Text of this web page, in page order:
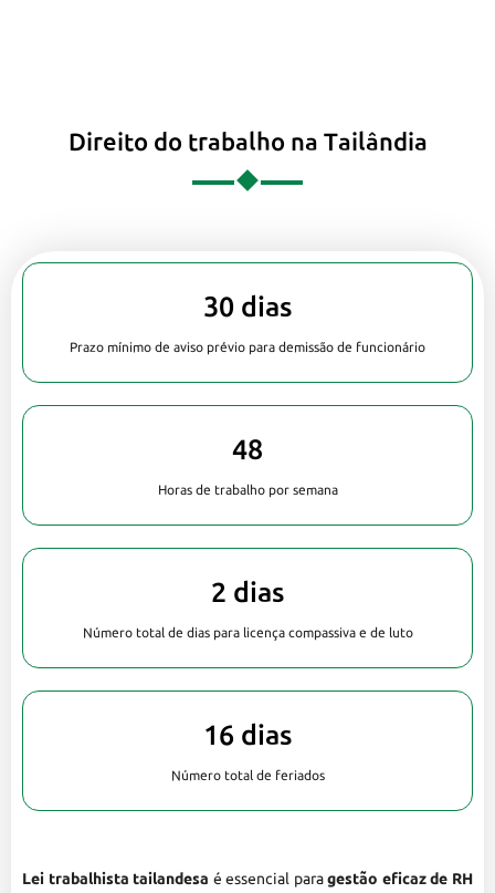
Direito do trabalho na Tailândia
30 dias
Prazo mínimo de aviso prévio para demissão de funcionário
48
Horas de trabalho por semana
2 dias
Número total de dias para licença compassiva e de luto
16 dias
Número total de feriados
Lei trabalhista tailandesa é essencial paragestão eficaz de RH